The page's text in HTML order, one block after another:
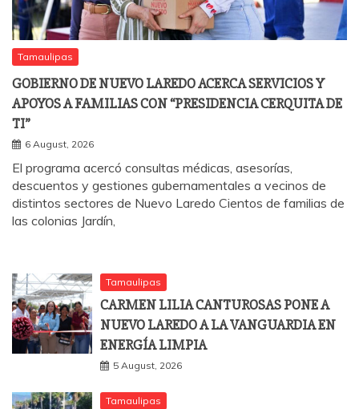
Tamaulipas
GOBIERNO DE NUEVO LAREDO ACERCA SERVICIOS Y
APOYOS A FAMILIAS CON “PRESIDENCIA CERQUITA DE
TI”
6 August, 2026
El programa acercó consultas médicas, asesorías,
descuentos y gestiones gubernamentales a vecinos de
distintos sectores de Nuevo Laredo Cientos de familias de
las colonias Jardín,
Tamaulipas
CARMEN LILIA CANTUROSAS PONE A
NUEVO LAREDO A LA VANGUARDIA EN
ENERGÍA LIMPIA
5 August, 2026
Tamaulipas